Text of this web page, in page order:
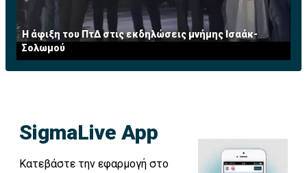
Η άφιξη του ΠτΔ στις εκδηλώσεις μνήμης Ισαάκ-
Σολωμού
SigmaLive App
Κατεβάστε την εφαρμογή στο